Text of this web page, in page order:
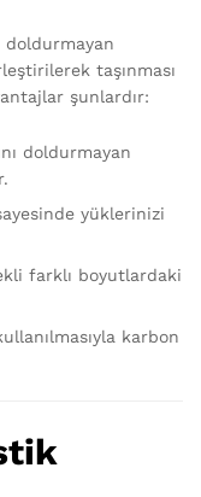
doldurmayan
taşınması
şunlardır:
doldurmayan
yüklerinizi
farklı boyutlardaki
karbon